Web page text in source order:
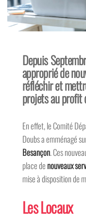
Depuis
approprié de
réfléchir et
projets au profit
En effet, le Comité
Doubs a emménagé
Besançon. Ces
place de nouveaux
mise à disposition de
Les Locaux